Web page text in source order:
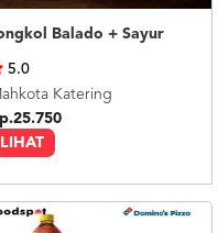
Balado + Sayur
LIHAT
5.0
Katering